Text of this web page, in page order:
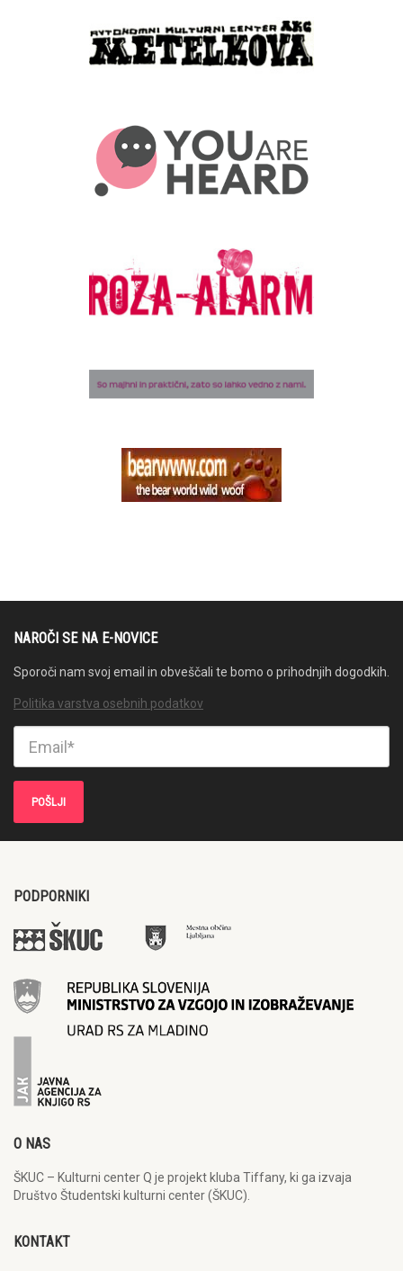
NAROČI SE NA E-NOVICE
Sporoči nam svoj email in obveščali te bomo o prihodnjih dogodkih.
Politika varstva osebnih podatkov
PODPORNIKI
O NAS
ŠKUC – Kulturni center Q je projekt kluba Tiffany, ki ga izvaja
Društvo Študentski kulturni center (ŠKUC).
KONTAKT